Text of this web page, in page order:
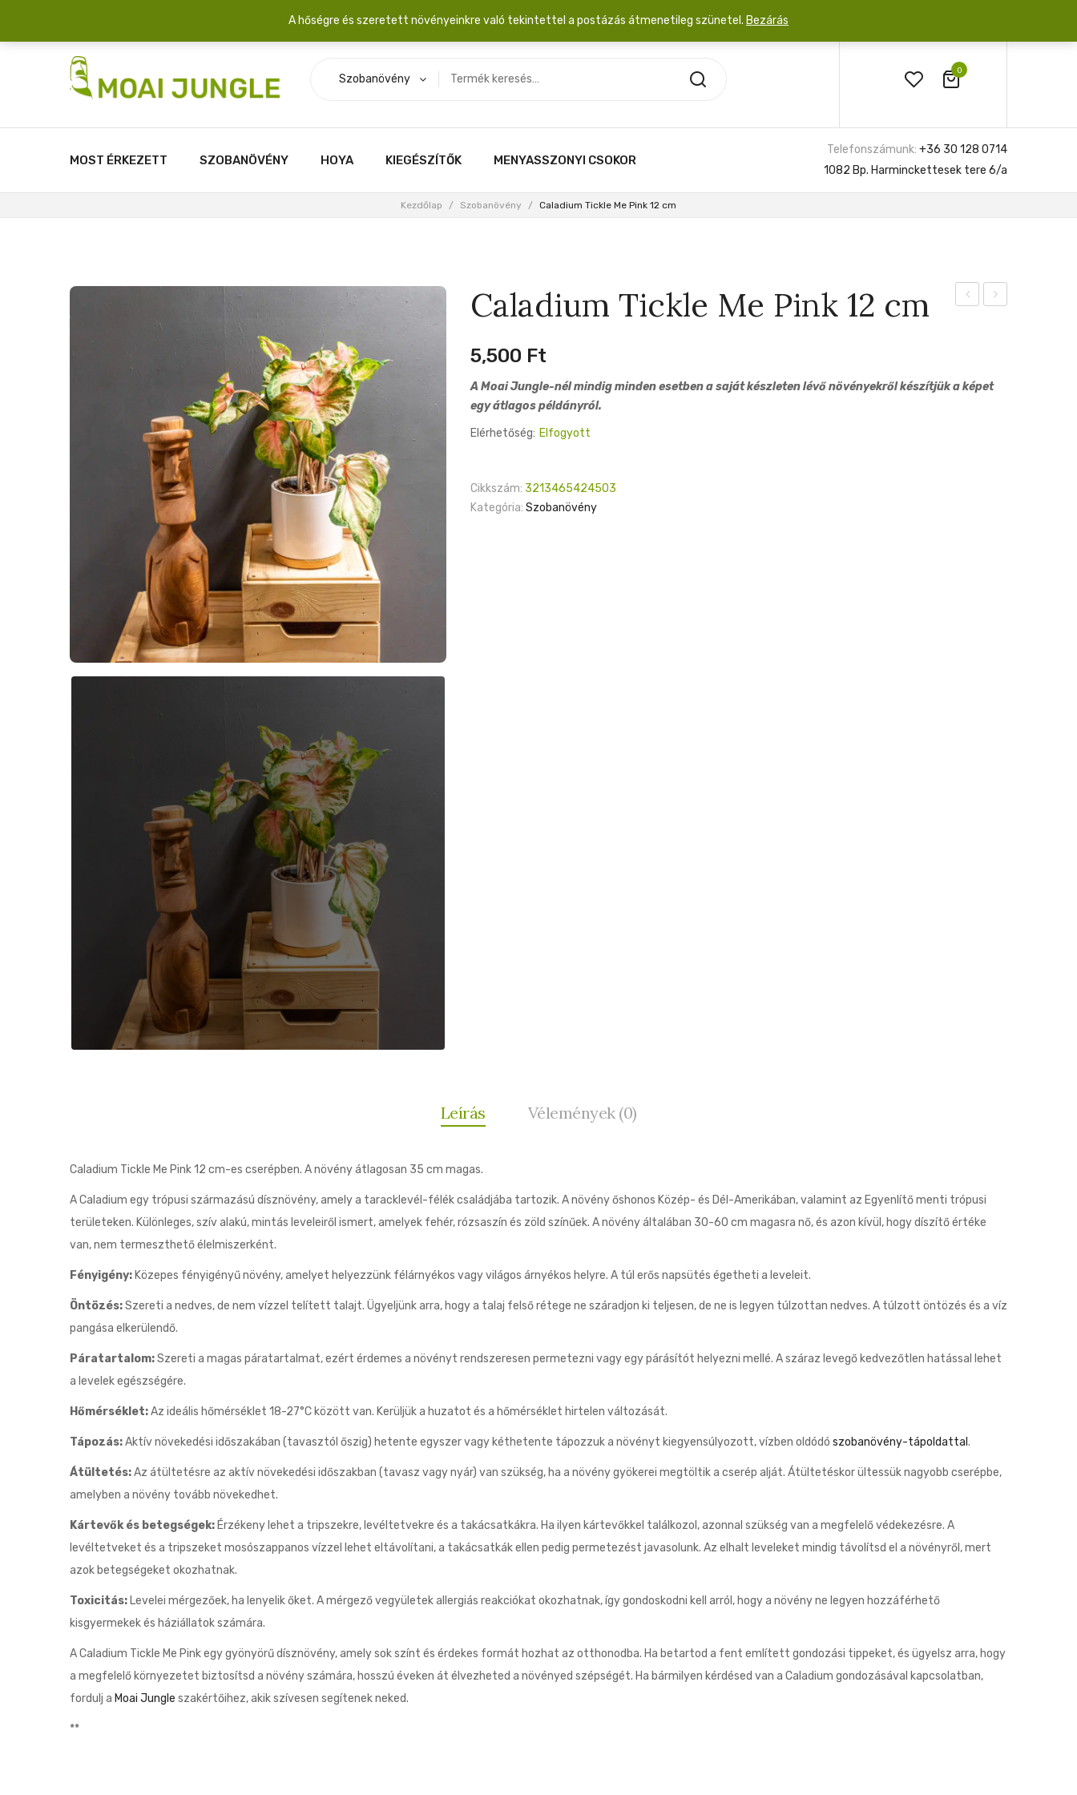
Szállítási díj: 2.200 Ft/csomag átlagosan 3-5 növény fér egy dobozba. 20.000 Ft érték felett INGYEN posta!
0
Szobanövény
MOST ÉRKEZETT SZOBANÖVÉNY HOYA KIEGÉSZÍTŐK MENYASSZONYI CSOKOR
Telefonszámunk: +36 30 128 0714
1082 Bp. Harminckettesek tere 6/a
Kezdőlap / Szobanövény / Caladium Tickle Me Pink 12 cm
Caladium Tickle Me Pink 12 cm
5,500 Ft
A Moai Jungle-nél mindig minden esetben a saját készleten lévő növényekről készítjük a képet
egy átlagos példányról.
Elérhetőség: Elfogyott
Cikkszám: 3213465424503
Kategória: Szobanövény
Leírás Vélemények (0)
Caladium Tickle Me Pink 12 cm-es cserépben. A növény átlagosan 35 cm magas.
A Caladium egy trópusi származású dísznövény, amely a taracklevél-félék családjába tartozik. A növény őshonos Közép- és Dél-Amerikában, valamint az Egyenlítő menti trópusi
területeken. Különleges, szív alakú, mintás leveleiről ismert, amelyek fehér, rózsaszín és zöld színűek. A növény általában 30-60 cm magasra nő, és azon kívül, hogy díszítő értéke
van, nem termeszthető élelmiszerként.
Fényigény: Közepes fényigényű növény, amelyet helyezzünk félárnyékos vagy világos árnyékos helyre. A túl erős napsütés égetheti a leveleit.
Öntözés:Szereti a nedves, de nem vízzel telített talajt. Ügyeljünk arra, hogy a talaj felső rétege ne száradjon ki teljesen, de ne is legyen túlzottan nedves. A túlzott öntözés és a víz
pangása elkerülendő.
Páratartalom:Szereti a magas páratartalmat, ezért érdemes a növényt rendszeresen permetezni vagy egy párásítót helyezni mellé. A száraz levegő kedvezőtlen hatással lehet
a levelek egészségére.
Hőmérséklet:Az ideális hőmérséklet 18-27°C között van. Kerüljük a huzatot és a hőmérséklet hirtelen változását.
Tápozás:Aktív növekedési időszakában (tavasztól őszig) hetente egyszer vagy kéthetente tápozzuk a növényt kiegyensúlyozott, vízben oldódó szobanövény-tápoldattal .
Átültetés:Az átültetésre az aktív növekedési időszakban (tavasz vagy nyár) van szükség, ha a növény gyökerei megtöltik a cserép alját. Átültetéskor ültessük nagyobb cserépbe,
amelyben a növény tovább növekedhet.
Kártevők és betegségek: Érzékeny lehet a tripszekre, levéltetvekre és a takácsatkákra. Ha ilyen kártevőkkel találkozol, azonnal szükség van a megfelelő védekezésre. A
levéltetveket és a tripszeket mosószappanos vízzel lehet eltávolítani, a takácsatkák ellen pedig permetezést javasolunk. Az elhalt leveleket mindig távolítsd el a növényről, mert
azok betegségeket okozhatnak.
Toxicitás: Levelei mérgezőek, ha lenyelik őket. A mérgező vegyületek allergiás reakciókat okozhatnak, így gondoskodni kell arról, hogy a növény ne legyen hozzáférhető
kisgyermekek és háziállatok számára.
A Caladium Tickle Me Pink egy gyönyörű dísznövény, amely sok színt és érdekes formát hozhat az otthonodba. Ha betartod a fent említett gondozási tippeket, és ügyelsz arra, hogy
a megfelelő környezetet biztosítsd a növény számára, hosszú éveken át élvezheted a növényed szépségét. Ha bármilyen kérdésed van a Caladium gondozásával kapcsolatban,
fordulj a Moai Jungle szakértőihez, akik szívesen segítenek neked.
**
A hőségre és szeretett növényeinkre való tekintettel a postázás átmenetileg szünetel. Bezárás